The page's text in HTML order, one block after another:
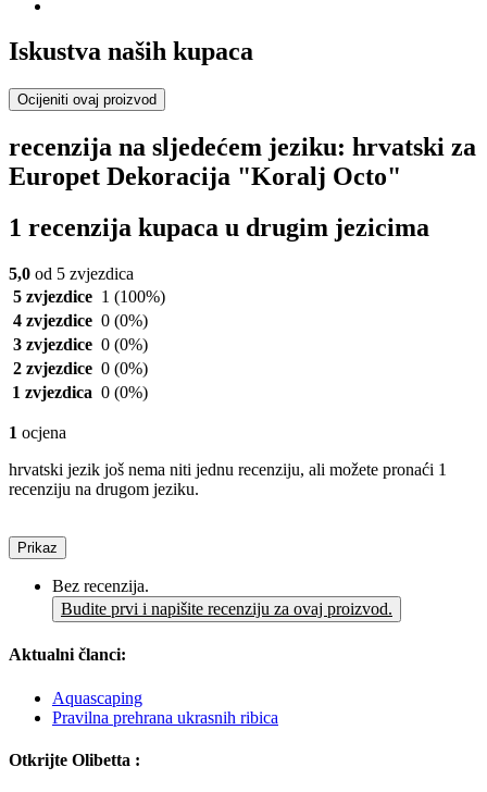
Iskustva naših kupaca
Ocijeniti ovaj proizvod
recenzija na sljedećem jeziku: hrvatski za
Europet Dekoracija "Koralj Octo"
1 recenzija kupaca u drugim jezicima
5,0 od 5 zvjezdica
5 zvjezdice 1 (100%)
4 zvjezdice 0 (0%)
3 zvjezdice 0 (0%)
2 zvjezdice 0 (0%)
1 zvjezdica 0 (0%)
1 ocjena
hrvatski jezik još nema niti jednu recenziju, ali možete pronaći 1
recenziju na drugom jeziku.
Prikaz
Bez recenzija.
Budite prvi i napišite recenziju za ovaj proizvod.
Aktualni članci:
Aquascaping
Pravilna prehrana ukrasnih ribica
Otkrijte Olibetta :